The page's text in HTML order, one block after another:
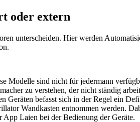
oder extern
unterscheiden. Hier werden
Modelle sind nicht für jedermann
zu verstehen, der nicht ständig
Geräten befasst sich in der Regel ein
Wandkasten entnommen werden.
Laien bei der Bedienung der Geräte.